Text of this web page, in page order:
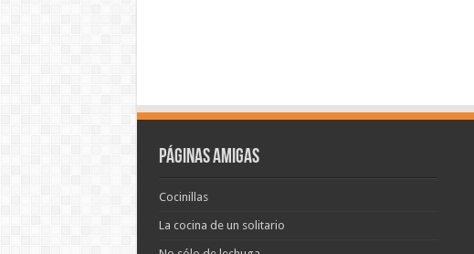
Páginas amigas
Cocinillas
La cocina de un solitario